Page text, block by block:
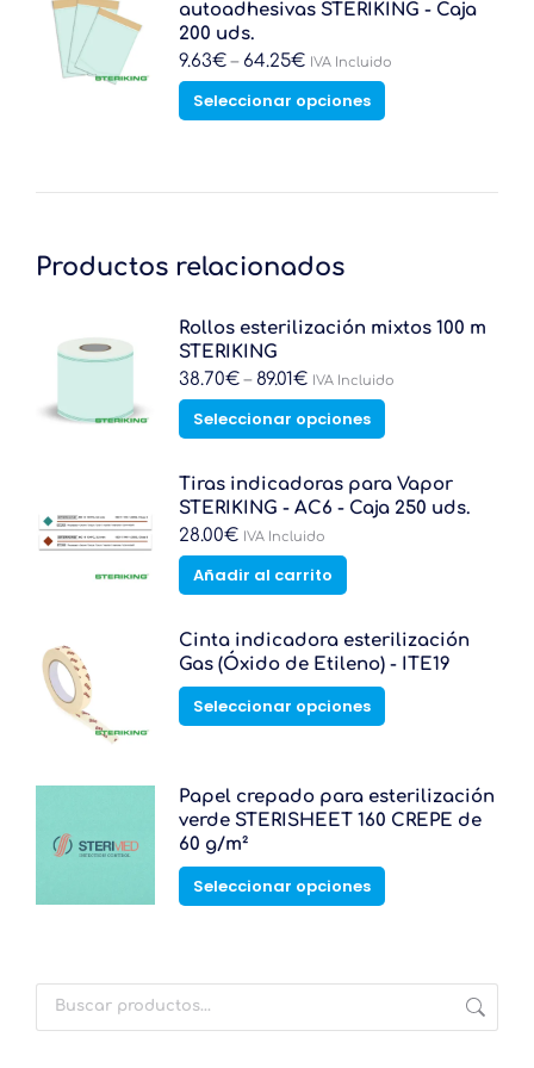
la
de
producto
variantes.
página
autoadhesivas STERIKING - Caja
200 uds.
9.63€– 64.25€ IVA Incluido
Seleccionar opciones
Este
producto
en
página
de
Productos relacionados
Rollos esterilización mixtos 100 m
STERIKING
38.70€– 89.01€ IVA Incluido
Seleccionar opciones
Este
producto
múltiples
variantes.
en
la
página
de
Tiras indicadoras para Vapor
STERIKING - AC6 - Caja 250 uds.
28.00€ IVA Incluido
Añadir al carrito
Cinta indicadora esterilización
Gas (Óxido de Etileno) - ITE19
Seleccionar opciones
Este
producto
variantes.
Las
página
producto
Papel crepado para esterilización
verde STERISHEET 160 CREPE de
60 g/m²
Seleccionar opciones
Este
producto